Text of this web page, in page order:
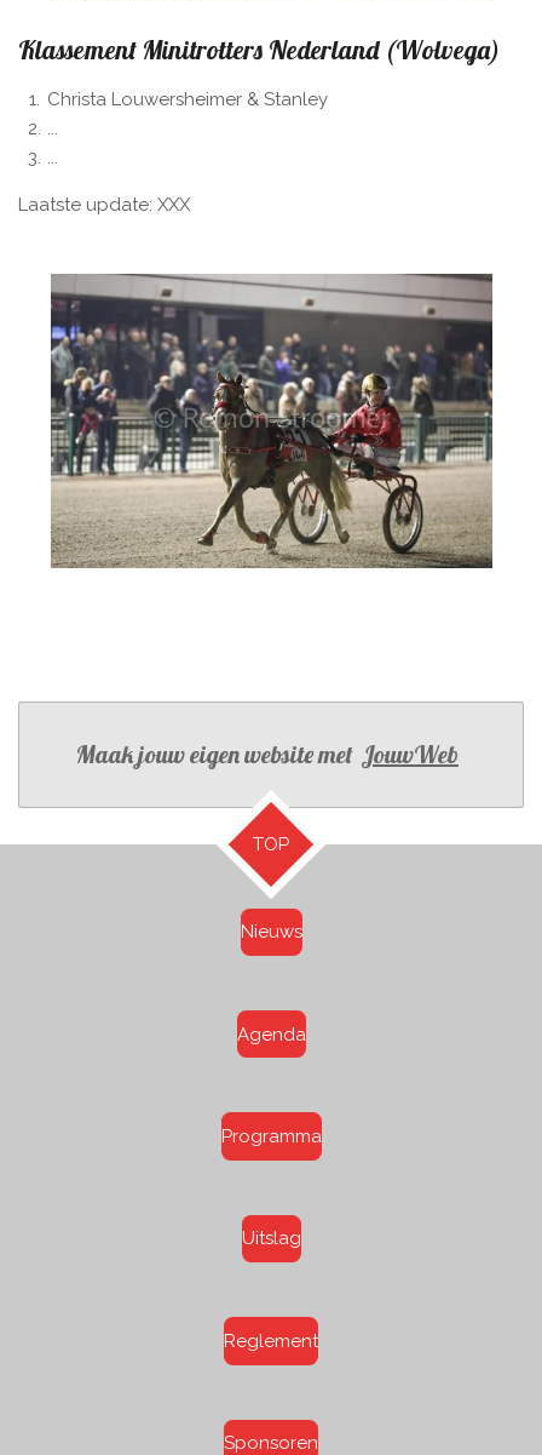
Klassement Minitrotters Nederland (Wolvega)
Christa Louwersheimer & Stanley
...
...
Laatste update: XXX
Maak jouw eigen website met JouwWeb
TOP
Nieuws
Agenda
Programma
Uitslag
Reglement
Sponsoren